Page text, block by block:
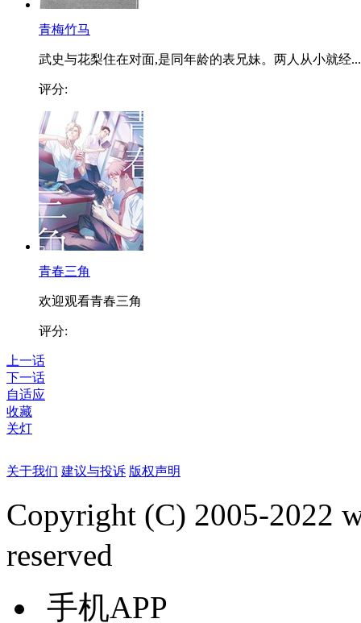
青梅竹马
武史与花梨住在对面,是同年龄的表兄妹。两人从小就经...
评分:
青春三角
欢迎观看青春三角
评分:
上一话
下一话
自适应
收藏
关灯
关于我们 建议与投诉 版权声明
Copyright (C) 2005-2022
reserved
手机APP